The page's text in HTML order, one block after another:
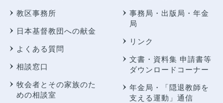
教区事務所
日本基督教団への献金
よくある質問
相談窓口
牧会者とその家族のた
めの相談室
事務局・出版局・年金
局
リンク
文書・資料集 申請書等
ダウンロードコーナー
年金局・
「隠退教師を
支える運動」通信